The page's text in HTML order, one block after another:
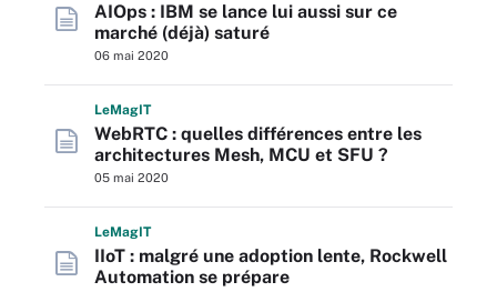
AIOps : IBM se lance lui aussi sur ce
marché (déjà) saturé
06 mai 2020
LeMagIT
WebRTC : quelles différences entre les
architectures Mesh, MCU et SFU ?
05 mai 2020
LeMagIT
IIoT : malgré une adoption lente, Rockwell
Automation se prépare